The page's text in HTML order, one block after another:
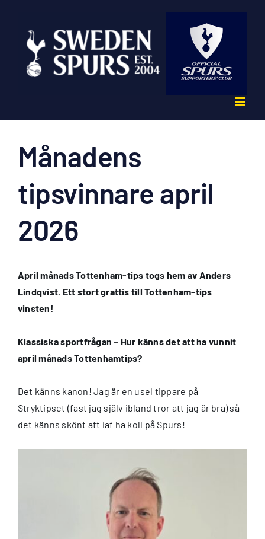
innehållet
Månadens
tipsvinnare april
2026
April månads Tottenham-tips togs hem av Anders
Lindqvist. Ett stort grattis till Tottenham-tips
vinsten!
Klassiska sportfrågan – Hur känns det att ha vunnit
april månads Tottenhamtips?
Det känns kanon! Jag är en usel tippare på
Stryktipset (fast jag själv ibland tror att jag är bra) så
det känns skönt att iaf ha koll på Spurs!